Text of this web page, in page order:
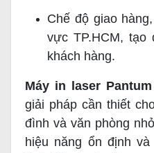
Chế độ giao
vực TP.HCM, tạo
khách hàng.
Máy in laser Pantum
giải pháp cần thiết
đình và văn phòng
hiệu năng ổn định